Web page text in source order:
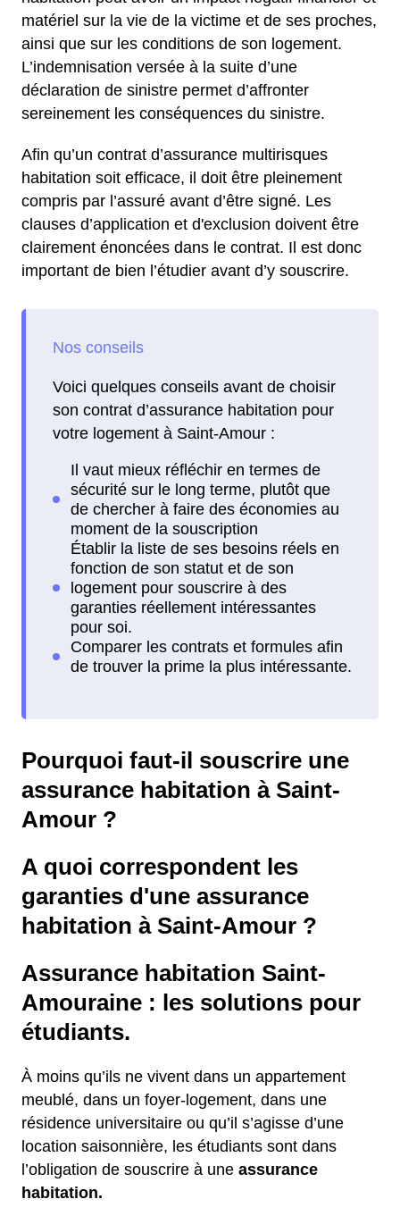
matériel sur la vie de la victime et de ses proches,
ainsi que sur les conditions de son logement.
L’indemnisation versée à la suite d’une
déclaration de sinistre permet d’affronter
sereinement les conséquences du sinistre.
Afin qu’un contrat d’assurance multirisques
habitation soit efficace, il doit être pleinement
compris par l’assuré avant d’être signé. Les
clauses d’application et d'exclusion doivent être
clairement énoncées dans le contrat. Il est donc
important de bien l’étudier avant d’y souscrire.
Voici quelques conseils avant de choisir
son contrat d’assurance habitation pour
votre logement à Saint-Amour :
Pourquoi faut-il souscrire une
assurance habitation à Saint-
Amour ?
A quoi correspondent les
garanties d'une assurance
habitation à Saint-Amour ?
Assurance habitation Saint-
Amouraine : les solutions pour
étudiants.
À moins qu’ils ne vivent dans un appartement
meublé, dans un foyer-logement, dans une
résidence universitaire ou qu’il s’agisse d’une
location saisonnière, les étudiants sont dans
l’obligation de souscrire à une assurance
habitation.